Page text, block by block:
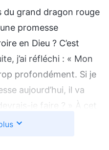
du grand dragon rouge
promesse
en Dieu ? C’est
j’ai réfléchi : « Mon
profondément. Si je
aujourd’hui, il va
je faire ? » À cet
des paroles de Dieu